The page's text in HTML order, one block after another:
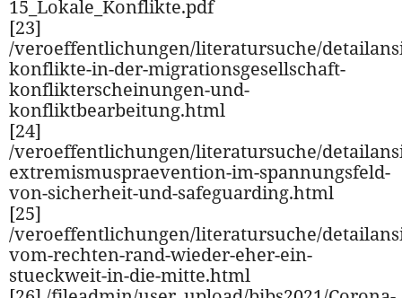
15_Lokale_Konflikte.pdf
[23]
/veroeffentlichungen/literatursuche/
konflikte-in-der-migrationsgesellschaft-
konflikterscheinungen-und-
konfliktbearbeitung.html
[24]
/veroeffentlichungen/literatursuche/
extremismuspraevention-im-spannungsfeld-
von-sicherheit-und-safeguarding.html
[25]
/veroeffentlichungen/literatursuche/
vom-rechten-rand-wieder-eher-ein-
stueckweit-in-die-mitte.html